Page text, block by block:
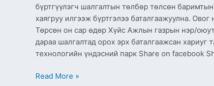
бүртгүүлэгч шалгалтын төлбөр төлсөн
хаягруу илгээж бүртгэлээ баталгаажуулна.
Төрсөн он сар өдөр Хүйс Ажлын газрын нэр/
дараа шалгалтад орох эрх баталгаажсан
технологийн үндэсний парк Share on facebook
Read More »